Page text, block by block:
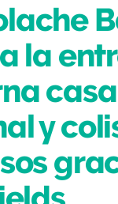
la
casa
y